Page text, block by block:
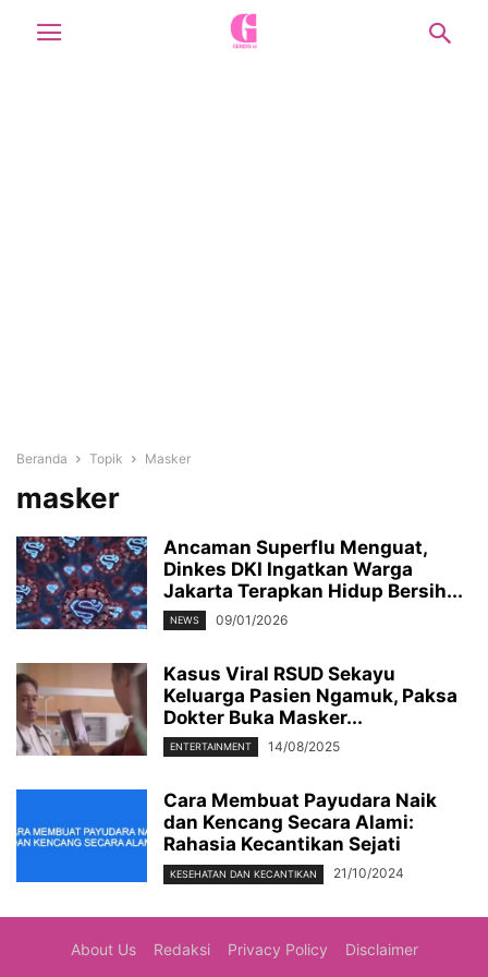
Beranda Topik Masker
masker
Ancaman Superflu Menguat,
Dinkes DKI Ingatkan Warga
Jakarta Terapkan Hidup Bersih...
NEWS 09/01/2026
Kasus Viral RSUD Sekayu
Keluarga Pasien Ngamuk, Paksa
Dokter Buka Masker...
ENTERTAINMENT 14/08/2025
Cara Membuat Payudara Naik
dan Kencang Secara Alami:
Rahasia Kecantikan Sejati
KESEHATAN DAN KECANTIKAN 21/10/2024
About Us Redaksi Privacy Policy Disclaimer